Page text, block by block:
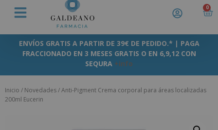
0
ENVÍOS GRATIS A PARTIR DE 39€ DE PEDIDO.* | PAGA
FRACCIONADO EN 3 MESES GRATIS O EN 6,9,12 CON
SEQURA +info
Inicio / Novedades/ Anti-Pigment Crema corporal para áreas localizadas
200ml Eucerin